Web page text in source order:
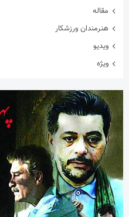
مقاله
هنرمندان ورزشکار
ویدیو
ویژه